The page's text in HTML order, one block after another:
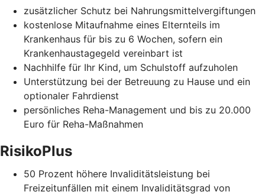
zusätzlicher Schutz bei Nahrungsmittelvergiftungen
kostenlose Mitaufnahme eines Elternteils im
Krankenhaus für bis zu 6 Wochen, sofern ein
Krankenhaustagegeld vereinbart ist
Nachhilfe für Ihr Kind, um Schulstoff aufzuholen
Unterstützung bei der Betreuung zu Hause und ein
optionaler Fahrdienst
persönliches Reha-Management und bis zu 20.000
Euro für Reha-Maßnahmen
RisikoPlus
50 Prozent höhere Invaliditätsleistung bei
Freizeitunfällen mit einem Invaliditätsgrad von